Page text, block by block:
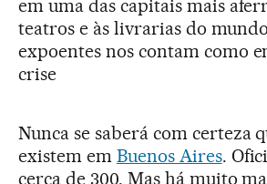
em uma das capitais mais
teatros e às livrarias do
expoentes nos contam como
crise
Nunca se saberá com certeza
existem em Buenos Aires.
cerca de 300. Mas há muito